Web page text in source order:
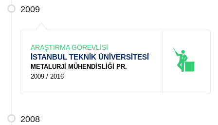
2009
ARAŞTIRMA GÖREVLİSİ
İSTANBUL TEKNİK ÜNİVERSİTESİ
METALURJİ MÜHENDİSLİĞİ PR.
2009 / 2016
2008